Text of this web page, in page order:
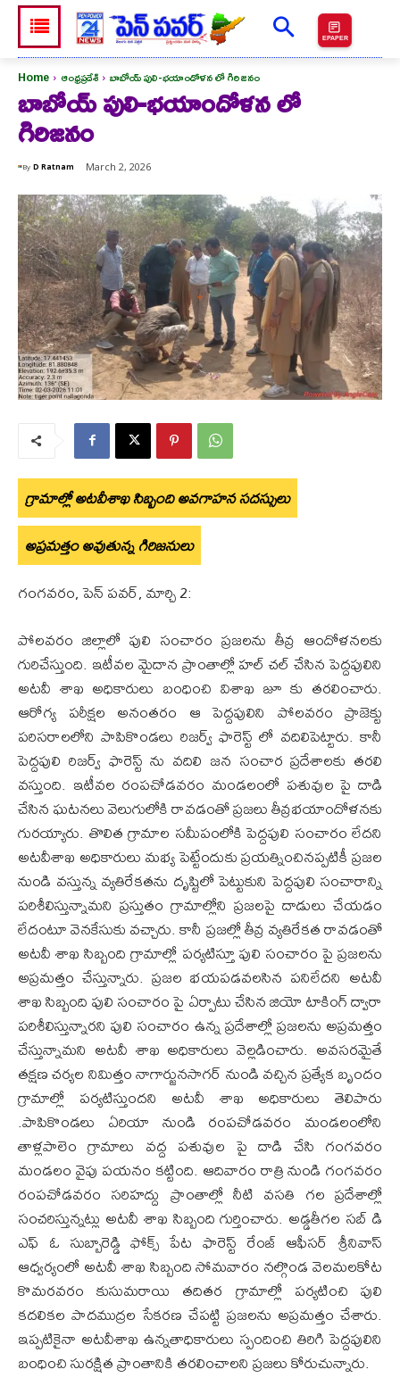
EPAPER
Home ఆంధ్రప్రదేశ్ బాబోయ్ పులి-భయాందోళన లో గిరిజనం
బాబోయ్ పులి-భయాందోళన లో
గిరిజనం
By D Ratnam March 2, 2026
గ్రామాల్లో అటవీశాఖ సిబ్బంది అవగాహన సదస్సులు
అప్రమత్తం అవుతున్న గిరిజనులు
గంగవరం, పెన్ పవర్, మార్చి 2:
పోలవరం జిల్లాలో పులి సంచారం ప్రజలను తీవ్ర ఆందోళనలకు
గురిచేస్తుంది. ఇటీవల మైదాన ప్రాంతాల్లో హల్ చల్ చేసిన పెద్దపులిని
అటవీ శాఖ అధికారులు బంధించి విశాఖ జూ కు తరలించారు.
ఆరోగ్య పరీక్షల అనంతరం ఆ పెద్దపులిని పోలవరం ప్రాజెక్టు
పరిసరాలలోని పాపికొండలు రిజర్వ్ ఫారెస్ట్ లో వదిలిపెట్టారు. కానీ
పెద్దపులి రిజర్వ్ ఫారెస్ట్ ను వదిలి జన సంచార ప్రదేశాలకు తరలి
వస్తుంది. ఇటీవల రంపచోడవరం మండలంలో పశువుల పై దాడి
చేసిన ఘటనలు వెలుగులోకి రావడంతో ప్రజలు తీవ్రభయాందోళనకు
గురయ్యారు. తొలిత గ్రామాల సమీపంలోకి పెద్దపులి సంచారం లేదని
అటవీశాఖ అధికారులు మభ్య పెట్టేందుకు ప్రయత్నించినప్పటికీ ప్రజల
నుండి వస్తున్న వ్యతిరేకతను దృష్టిలో పెట్టుకుని పెద్దపులి సంచారాన్ని
పరిశీలిస్తున్నామని ప్రస్తుతం గ్రామాల్లోని ప్రజలపై దాడులు చేయడం
లేదంటూ వెనకేసుకు వచ్చారు. కానీ ప్రజల్లో తీవ్ర వ్యతిరేకత రావడంతో
అటవీ శాఖ సిబ్బంది గ్రామాల్లో పర్యటిస్తూ పులి సంచారం పై ప్రజలను
అప్రమత్తం చేస్తున్నారు. ప్రజల భయపడవలసిన పనిలేదని అటవీ
శాఖ సిబ్బంది పులి సంచారం పై ఏర్పాటు చేసిన జియో టాకింగ్ ద్వారా
పరిశీలిస్తున్నారని పులి సంచారం ఉన్న ప్రదేశాల్లో ప్రజలను అప్రమత్తం
చేస్తున్నామని అటవీ శాఖ అధికారులు వెల్లడించారు. అవసరమైతే
తక్షణ చర్యల నిమిత్తం నాగార్జునసాగర్ నుండి వచ్చిన ప్రత్యేక బృందం
గ్రామాల్లో పర్యటిస్తుందని అటవీ శాఖ అధికారులు తెలిపారు
.పాపికొండలు ఏరియా నుండి రంపచోడవరం మండలంలోని
తాళ్లపాలెం గ్రామాలు వద్ద పశువుల పై దాడి చేసి గంగవరం
మండలం వైపు పయనం కట్టింది. ఆదివారం రాత్రి నుండి గంగవరం
రంపచోడవరం సరిహద్దు ప్రాంతాల్లో నీటి వసతి గల ప్రదేశాల్లో
సంచరిస్తున్నట్లు అటవీ శాఖ సిబ్బంది గుర్తించారు. అడ్డతీగల సబ్ డి
ఎఫ్ ఓ సుబ్బారెడ్డి ఫోక్స్ పేట ఫారెస్ట్ రేంజ్ ఆఫీసర్ శ్రీనివాస్
ఆధ్వర్యంలో అటవీ శాఖ సిబ్బంది సోమవారం నల్గొండ వెలమలకోట
కొమరవరం కుసుమరాయి తదితర గ్రామాల్లో పర్యటించి పులి
కదలికల పాదముద్రల సేకరణ చేపట్టి ప్రజలను అప్రమత్తం చేశారు.
ఇప్పటికైనా అటవీశాఖ ఉన్నతాధికారులు స్పందించి తిరిగి పెద్దపులిని
బంధించి సురక్షిత ప్రాంతానికి తరలించాలని ప్రజలు కోరుచున్నారు.